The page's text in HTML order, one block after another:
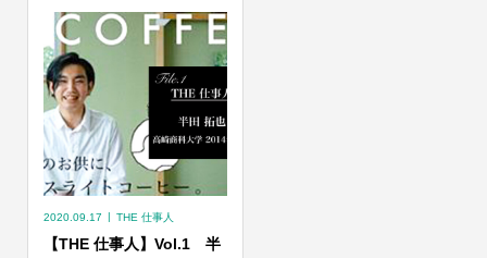
2020.09.17 THE 仕事人
【THE 仕事人】Vol.1 半